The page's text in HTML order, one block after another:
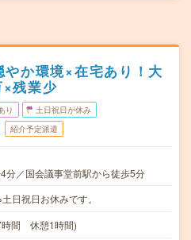
か環境×在宅あり！大
残業少
り 土日祝日が休み
紹介予定派遣
分／国会議事堂前駅から徒歩5分
日祝日お休みです。
時間 休憩1時間)